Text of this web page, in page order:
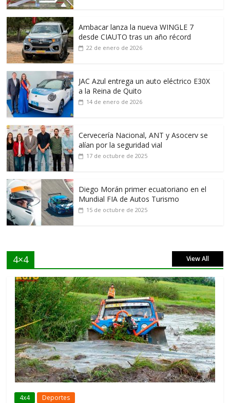
Ambacar lanza la nueva WINGLE 7
desde CIAUTO tras un año récord
22 de enero de 2026
JAC Azul entrega un auto eléctrico E30X
a la Reina de Quito
14 de enero de 2026
Cervecería Nacional, ANT y Asocerv se
alían por la seguridad vial
17 de octubre de 2025
Diego Morán primer ecuatoriano en el
Mundial FIA de Autos Turismo
15 de octubre de 2025
4×4 View All
4x4 Deportes